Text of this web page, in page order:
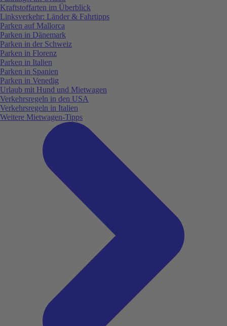
Kraftstoffarten im Überblick
Linksverkehr: Länder & Fahrtipps
Parken auf Mallorca
Parken in Dänemark
Parken in der Schweiz
Parken in Florenz
Parken in Italien
Parken in Spanien
Parken in Venedig
Urlaub mit Hund und Mietwagen
Verkehrsregeln in den USA
Verkehrsregeln in Italien
Weitere Mietwagen-Tipps